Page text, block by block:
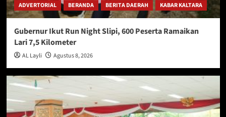
ADVERTORIAL BERANDA BERITA DAERAH KABAR KALTARA
Gubernur Ikut Run Night Slipi, 600 Peserta Ramaikan
Lari 7,5 Kilometer
AL Layli Agustus 8, 2026